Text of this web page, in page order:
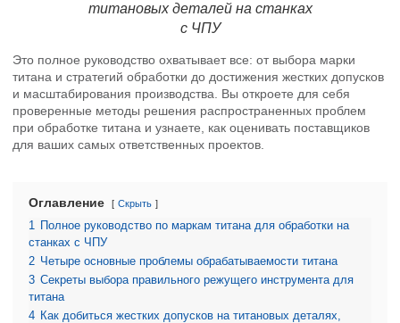
титановых деталей на станках
с ЧПУ
Это полное руководство охватывает все: от выбора марки
титана и стратегий обработки до достижения жестких допусков
и масштабирования производства. Вы откроете для себя
проверенные методы решения распространенных проблем
при обработке титана и узнаете, как оценивать поставщиков
для ваших самых ответственных проектов.
Оглавление Скрыть
1
Полное руководство по маркам титана для обработки на
станках с ЧПУ
2 Четыре основные проблемы обрабатываемости титана
3 Секреты выбора правильного режущего инструмента для
титана
4 Как добиться жестких допусков на титановых деталях,